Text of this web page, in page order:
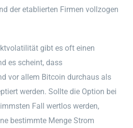
der etablierten Firmen vollzogen
gibt es oft einen
es scheint, dass
vor allem Bitcoin durchaus als
werden. Sollte die Option bei
Fall wertlos werden,
bestimmte Menge Strom